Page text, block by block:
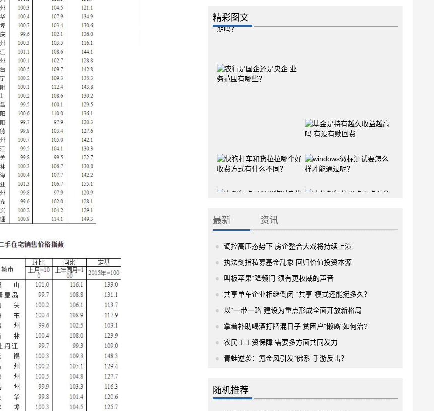
精彩图文
最新 资讯
调控高压态势下 房企整合大戏将持续上演
执法剑指私募基金乱象 回归价值投资本源
叫板苹果“降频门”须有更权威的声音
共享单车企业相继倒闭 “共享”模式还能挺多久？
以“一带一路”建设为重点形成全面开放新格局
拿着补助喝酒打牌混日子 贫困户"懒癌"如何治?
农民工工资保障 需要多方面共同发力
青蛙逆袭：氪金风引发“佛系”手游反击？
随机推荐